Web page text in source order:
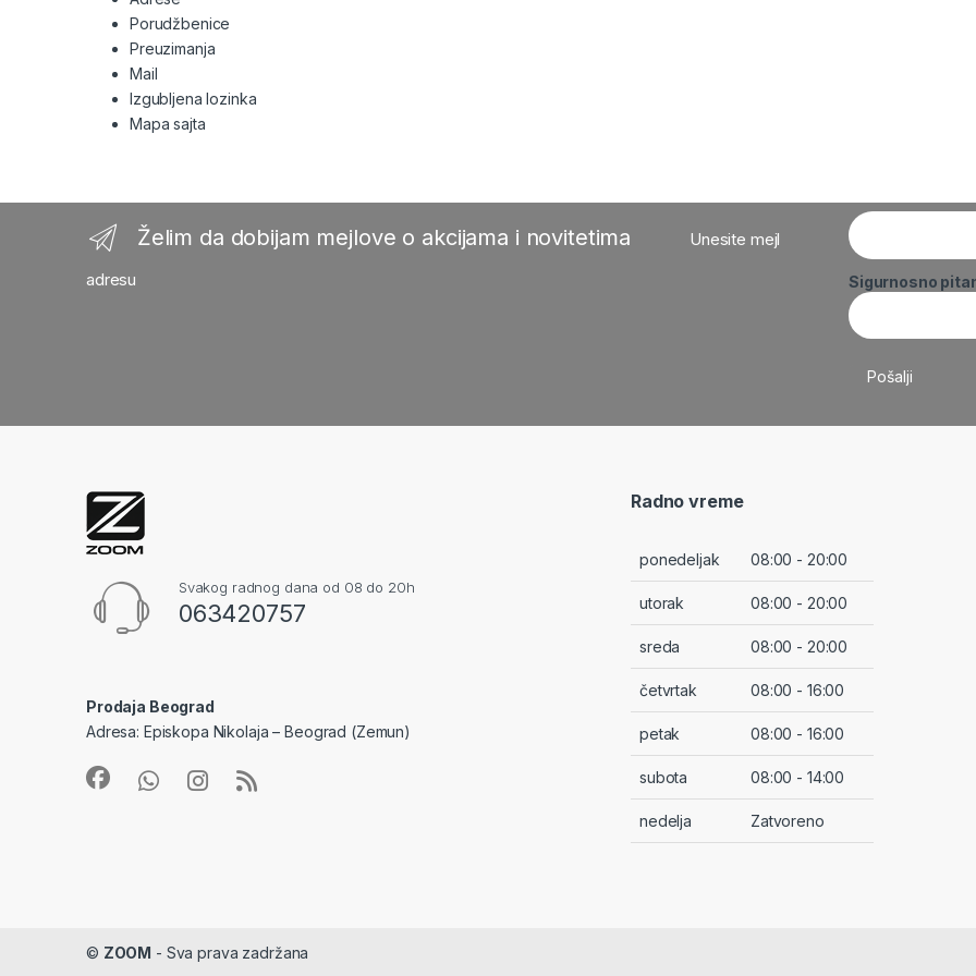
Porudžbenice
Preuzimanja
Mail
Izgubljena lozinka
Mapa sajta
Želim da dobijam mejlove o akcijama i novitetima
Unesite mejl
adresu
Sigurnosno
Svakog radnog dana od 08 do 20h
063420757
Prodaja Beograd
Adresa: Episkopa Nikolaja – Beograd (Zemun)
Radno vreme
ponedeljak 08:00 - 20:00
utorak 08:00 - 20:00
sreda 08:00 - 20:00
četvrtak 08:00 - 16:00
petak 08:00 - 16:00
subota 08:00 - 14:00
nedelja Zatvoreno
© ZOOM - Sva prava zadržana